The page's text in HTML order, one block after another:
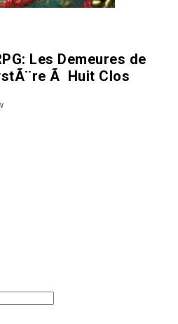
Les Demeures de
Ã Huit Clos